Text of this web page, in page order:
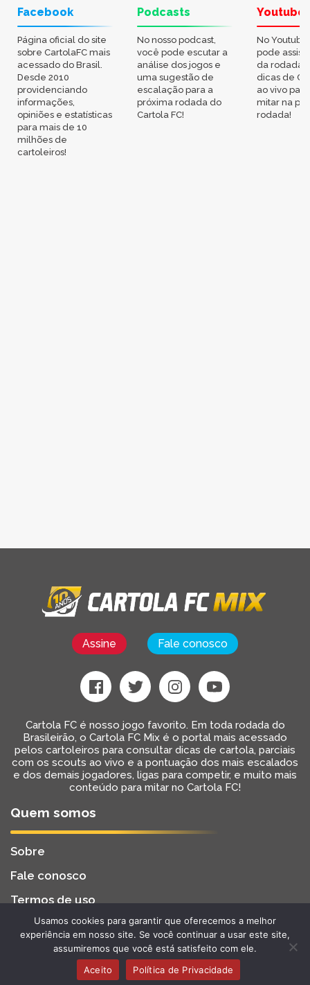
Facebook
Página oficial do site
sobre CartolaFC mais
acessado do Brasil.
Desde 2010
providenciando
informações,
opiniões e estatísticas
para mais de 10
milhões de
cartoleiros!
Podcasts
No nosso podcast,
você pode escutar a
análise dos jogos e
uma sugestão de
escalação para a
próxima rodada do
Cartola FC!
Youtube
No
pode
da rodada,
dicas de
ao vivo
mitar na
rodada!
Assine Fale conosco
Cartola FC é nosso jogo favorito. Em toda rodada do
Brasileirão, o Cartola FC Mix é o portal mais acessado
pelos cartoleiros para consultar dicas de cartola, parciais
com os scouts ao vivo e a pontuação dos mais escalados
e dos demais jogadores, ligas para competir, e muito mais
conteúdo para mitar no Cartola FC!
Quem somos
Sobre
Fale conosco
Termos de uso
2022 - Todos os Direitos Reservados
Desenvolvido por BW2 Tecnologia
Usamos cookies para garantir que oferecemos a melhor
experiência em nosso site. Se você continuar a usar este site,
assumiremos que você está satisfeito com ele.
Aceito
Política de Privacidade